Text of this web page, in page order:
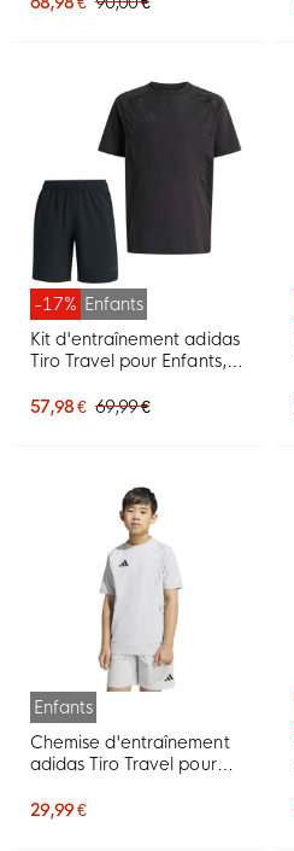
-17% Enfants
Kit d'entraînement adidas
Tiro Travel pour Enfants,
57,98 € 69,99 €
Enfants
Chemise d'entraînement
adidas Tiro Travel pour
29,99 €